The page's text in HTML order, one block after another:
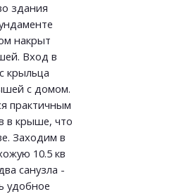
здания
накрыт
Вход в
крыльца
с домом.
практичным
в крыше, что
Заходим в
10.5 кв
санузла -
удобное